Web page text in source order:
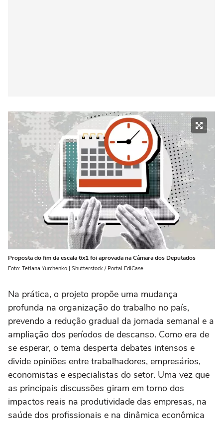
Proposta do fim da escala 6x1 foi aprovada na Câmara dos Deputados
Foto: Tetiana Yurchenko | Shutterstock / Portal EdiCase
Na prática, o projeto propõe uma mudança
profunda na organização do trabalho no país,
prevendo a redução gradual da jornada semanal e a
ampliação dos períodos de descanso. Como era de
se esperar, o tema desperta debates intensos e
divide opiniões entre trabalhadores, empresários,
economistas e especialistas do setor. Uma vez que
as principais discussões giram em torno dos
impactos reais na produtividade das empresas, na
saúde dos profissionais e na dinâmica econômica